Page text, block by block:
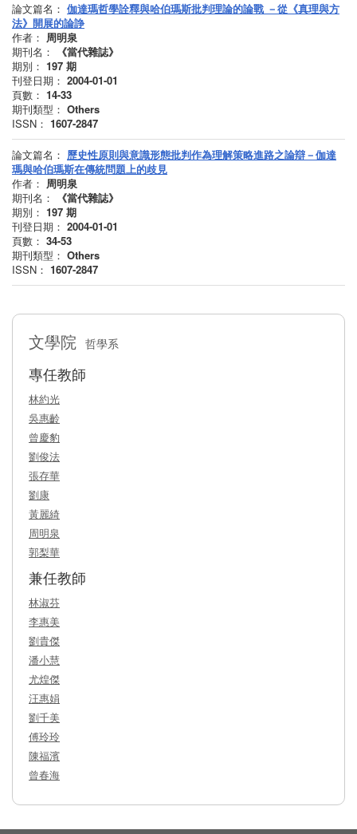
論文篇名： 伽達瑪哲學詮釋與哈伯瑪斯批判理論的論戰 －從《真理與方
法》開展的論諍
作者： 周明泉
期刊名：
《當代雜誌》
期別： 197 期
刊登日期： 2004-01-01
頁數： 14-33
期刊類型： Others
ISSN： 1607-2847
論文篇名： 歷史性原則與意識形態批判作為理解策略進路之論辯－伽達
瑪與哈伯瑪斯在傳統問題上的歧見
作者： 周明泉
期刊名：
《當代雜誌》
期別： 197 期
刊登日期： 2004-01-01
頁數： 34-53
期刊類型： Others
ISSN： 1607-2847
文學院 哲學系
專任教師
林約光
吳惠齡
曾慶豹
劉俊法
張存華
劉康
黃麗綺
周明泉
郭梨華
兼任教師
林淑芬
李惠美
劉貴傑
潘小慧
尤煌傑
汪惠娟
劉千美
傅玲玲
陳福濱
曾春海